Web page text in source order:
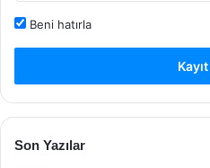
Beni hatırla
Son Yazılar